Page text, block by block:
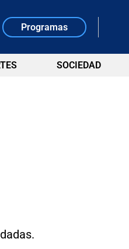
Programas
SOCIEDAD